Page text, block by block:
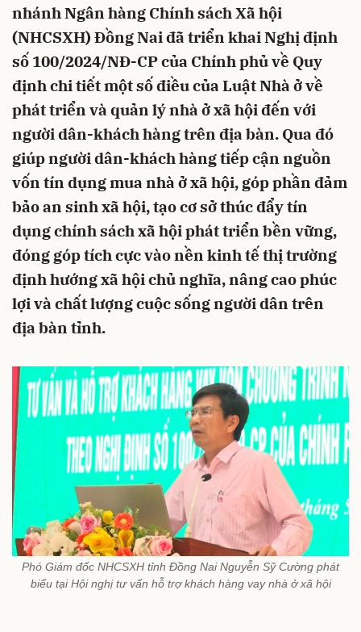
nhánh Ngân hàng Chính sách Xã hội
(NHCSXH) Đồng Nai đã triển khai Nghị định
số 100/2024/NĐ-CP của Chính phủ về Quy
định chi tiết một số điều của Luật Nhà ở về
phát triển và quản lý nhà ở xã hội đến với
người dân-khách hàng trên địa bàn. Qua đó
giúp người dân-khách hàng tiếp cận nguồn
vốn tín dụng mua nhà ở xã hội, góp phần đảm
bảo an sinh xã hội, tạo cơ sở thúc đẩy tín
dụng chính sách xã hội phát triển bền vững,
đóng góp tích cực vào nền kinh tế thị trường
định hướng xã hội chủ nghĩa, nâng cao phúc
lợi và chất lượng cuộc sống người dân trên
địa bàn tỉnh.
Phó Giám đốc NHCSXH tỉnh Đồng Nai Nguyễn Sỹ Cường phát
biểu tại Hội nghị tư vấn hỗ trợ khách hàng vay nhà ở xã hội